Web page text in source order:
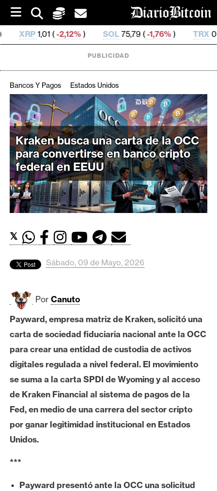
i
p
t
o
SOL75,79 (-1,76% ) TRX0,330 646 ( 0,33% )
C
r
i
p
t
o
M
e
r
d
s
B
t
c
o
i
E
e
PUBLICIDAD
Bancos Y Pagos Estados Unidos
Kraken busca una carta de la OCC
para convertirse en banco cripto
federal en EEUU
𝕏
Sábado, 09 de Mayo, 2026
Por Canuto
Payward, empresa matriz de Kraken, solicitó una
carta de sociedad fiduciaria nacional ante la OCC
para crear una entidad de custodia de activos
digitales regulada a nivel federal. El movimiento
se suma a la carta SPDI de Wyoming y al acceso
de Kraken Financial al sistema de pagos de la
Fed, en medio de una carrera del sector cripto
por ganar legitimidad institucional en Estados
Unidos.
***
Payward presentó ante la OCC una solicitud